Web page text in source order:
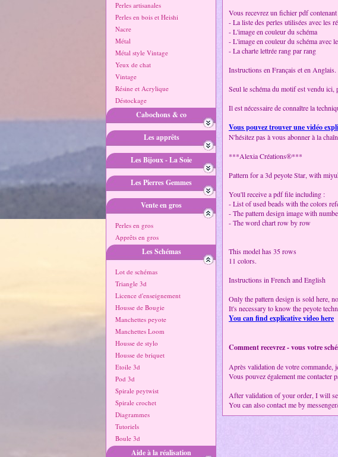
Perles artisanales
Perles en bois et Heishi
Nacre
Métal
Métal style Vintage
Yeux de chat
Vintage
Résine et Acrylique
Déstockage
Cabochons & co
Les apprêts
Les Bijoux - La Soie
Les Pierres Gemmes
Vente en gros
Perles en gros
Apprêts en gros
Les Schémas
Lot de schémas
Triangle 3d
Licence d'enseignement
Housse de Bougie
Manchettes peyote
Manchettes Loom
Housse de stylo
Housse de briquet
Etoile 3d
Pod 3d
Spirale peytwist
Spirale crochet
Diagrammes
Tutoriels
Boule 3d
Aide à la réalisation
Vous recevrez un fichier pdf
- La liste des perles utilisées avec les
- L'image en couleur du schéma
- L'image en couleur du schéma avec
- La charte lettrée rang par rang
Instructions en Français et en Anglais.
Seul le schéma du motif est vendu
Il est nécessaire de connaître la
Vous pouvez trouver une vidéo
N'hésitez pas à vous abonner à la
***Alexia Créations®***
Pattern for a 3d peyote Star, with
You'll receive a pdf file including :
- List of used beads with the colors
- The pattern design image with
- The word chart row by row
This model has 35 rows
11 colors.
Instructions in French and English
Only the pattern design is sold here,
It's necessary to know the peyote
You can find explicative video here
Comment recevrez - vous votre
Après validation de votre commande,
Vous pouvez également me contacter
After validation of your order, I will
You can also contact me by